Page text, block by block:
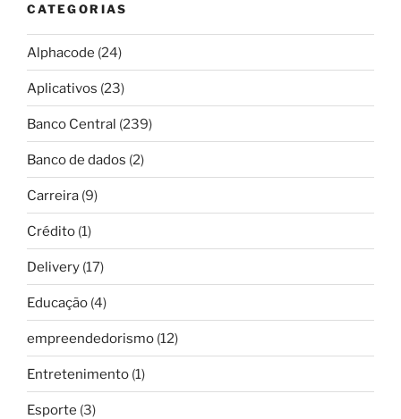
CATEGORIAS
Alphacode (24)
Aplicativos (23)
Banco Central (239)
Banco de dados (2)
Carreira (9)
Crédito (1)
Delivery (17)
Educação (4)
empreendedorismo (12)
Entretenimento (1)
Esporte (3)